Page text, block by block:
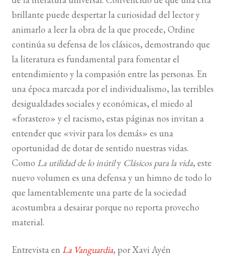
brillante puede despertar la curiosidad del lector y
animarlo a leer la obra de la que procede, Ordine
continúa su defensa de los clásicos, demostrando que
la literatura es fundamental para fomentar el
entendimiento y la compasión entre las personas. En
una época marcada por el individualismo, las terribles
desigualdades sociales y económicas, el miedo al
«forastero» y el racismo, estas páginas nos invitan a
entender que «vivir para los demás» es una
oportunidad de dotar de sentido nuestras vidas.
Como La utilidad de lo inútily Clásicos para la vida, este
nuevo volumen es una defensa y un himno de todo lo
que lamentablemente una parte de la sociedad
acostumbra a desairar porque no reporta provecho
material.
Entrevista en La Vanguardia, por Xavi Ayén